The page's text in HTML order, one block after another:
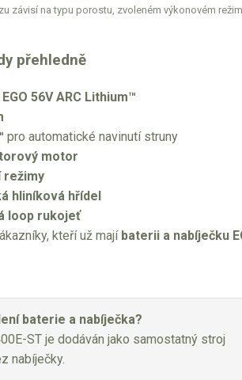
závisí na typu porostu, zvoleném výkonovém
přehledně
56V ARC Lithium™
pro automatické navinutí struny
motor
režimy
hliníková hřídel
loop rukojeť
kteří už mají baterii a nabíječku
baterie a nabíječka?
ST je dodáván jako samostatný stroj
nabíječky.